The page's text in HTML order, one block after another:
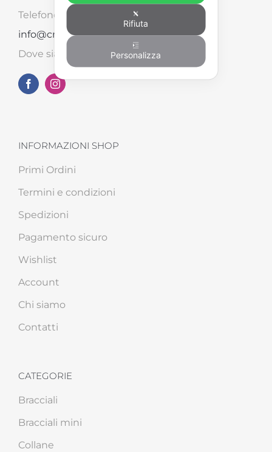
Telefono: +39 0575 498562 – Email:
info@creart2.com
Dove siamo su
Google Maps
INFORMAZIONI SHOP
Primi Ordini
Termini e condizioni
Spedizioni
Pagamento sicuro
Wishlist
Account
Chi siamo
Contatti
CATEGORIE
Bracciali
Bracciali mini
Collane
Rifiuta
Personalizza